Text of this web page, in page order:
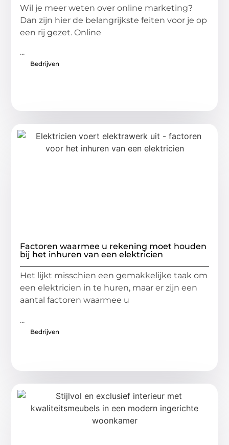
Wil je meer weten over online marketing?
Dan zijn hier de belangrijkste feiten voor je op
een rij gezet. Online
...
Bedrijven
Factoren waarmee u rekening moet houden
bij het inhuren van een elektricien
Het lijkt misschien een gemakkelijke taak om
een ​​elektricien in te huren, maar er zijn een
aantal factoren waarmee u
...
Bedrijven